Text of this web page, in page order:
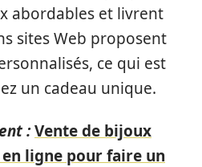
abordables et livrent
sites Web proposent
ce qui est
un cadeau unique.
:Vente de bijoux
ligne pour faire un